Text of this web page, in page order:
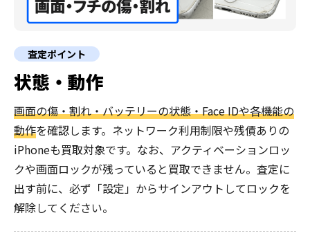
査定ポイント
状態・動作
画面の傷・割れ・バッテリーの状態・Face IDや各機能の
動作を確認します。ネットワーク利用制限や残債ありの
iPhoneも買取対象です。なお、アクティベーションロッ
クや画面ロックが残っていると買取できません。査定に
出す前に、必ず「設定」からサインアウトしてロックを
解除してください。